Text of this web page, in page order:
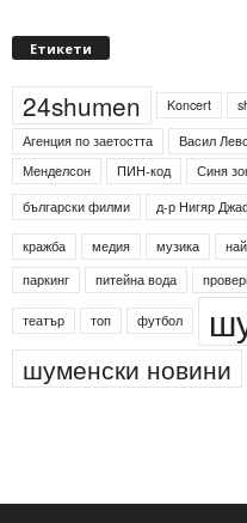
Етикети
24shumen Koncert
Агенция по заетостта
Васил
Менделсон
ПИН-код Синя
български филми
д-р Нигяр
кражба медия музика
паркинг питейна вода
театър топ футбол
шуменски новини